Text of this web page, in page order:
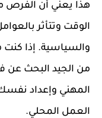
هذا يعني أن الفرص
الوقت وتتأثر
والسياسية. إذا كنت
من الجيد البحث عن
المهني وإعداد
العمل المحلي.